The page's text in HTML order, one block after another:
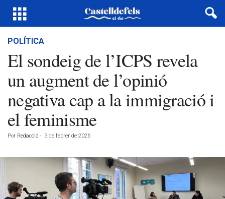
POLÍTICA
El sondeig de l’ICPS revela
un augment de l’opinió
negativa cap a la immigració i
el feminisme
Por Redacció - 3 de febrer de 2026